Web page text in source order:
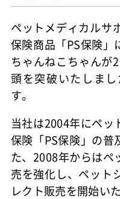
ペットメディカルサ
保険商品「PS保険」
ちゃんねこちゃんが
頭を突破いたしま
す。
当社は2004年にペッ
保険「PS保険」の普
た、2008年からはペ
売を強化し、ペット
レクト販売を開始い